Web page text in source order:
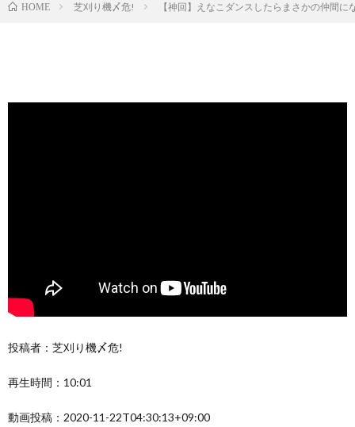
HOME 芝刈り機〆危! 【神回】えなこダンスしたらまさかの仲間
投稿者：芝刈り機〆危!
再生時間：10:01
動画投稿：2020-11-22T04:30:13+09:00